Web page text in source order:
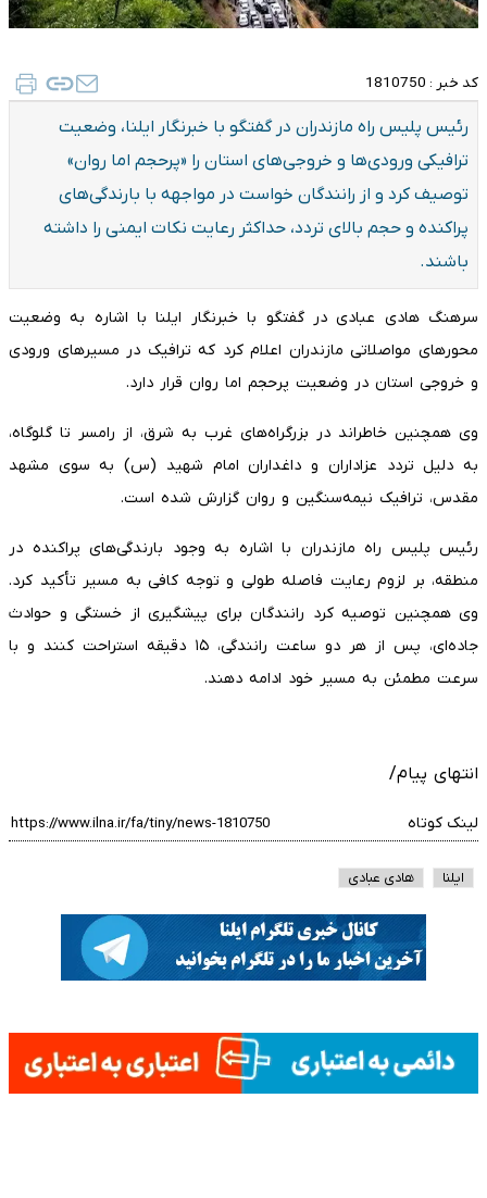
کد خبر : 1810750
رئیس پلیس راه مازندران در گفتگو با خبرنگار ایلنا، وضعیت
ترافیکی ورودی‌ها و خروجی‌های استان را «پرحجم اما روان»
توصیف کرد و از رانندگان خواست در مواجهه با بارندگی‌های
پراکنده و حجم بالای تردد، حداکثر رعایت نکات ایمنی را داشته
باشند.
سرهنگ هادی عبادی در گفتگو با خبرنگار ایلنا با اشاره به وضعیت
محورهای مواصلاتی مازندران اعلام کرد که ترافیک در مسیرهای ورودی
و خروجی استان در وضعیت پرحجم اما روان قرار دارد.
وی همچنین خاطراند در بزرگراه‌های غرب به شرق، از رامسر تا گلوگاه،
به دلیل تردد عزاداران و داغداران امام شهید (س) به سوی مشهد
مقدس، ترافیک نیمه‌سنگین و روان گزارش شده است.
رئیس پلیس راه مازندران با اشاره به وجود بارندگی‌های پراکنده در
منطقه، بر لزوم رعایت فاصله طولی و توجه کافی به مسیر تأکید کرد.
وی همچنین توصیه کرد رانندگان برای پیشگیری از خستگی و حوادث
جاده‌ای، پس از هر دو ساعت رانندگی، ۱۵ دقیقه استراحت کنند و با
سرعت مطمئن به مسیر خود ادامه دهند.
انتهای پیام/
لینک کوتاه
ایلنا هادی عبادی